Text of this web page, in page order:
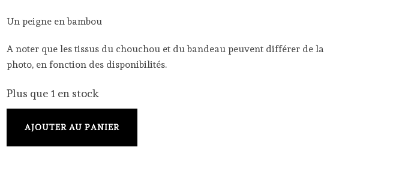
Un peigne en bambou
A noter que les tissus du chouchou et du bandeau peuvent différer de la
photo, en fonction des disponibilités.
Plus que 1 en stock
AJOUTER AU PANIER